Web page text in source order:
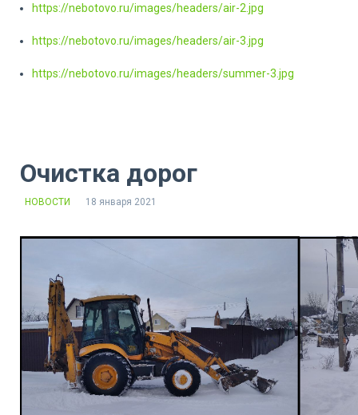
https://nebotovo.ru/images/headers/air-2.jpg
https://nebotovo.ru/images/headers/air-3.jpg
https://nebotovo.ru/images/headers/summer-3.jpg
Очистка дорог
НОВОСТИ 18 января 2021